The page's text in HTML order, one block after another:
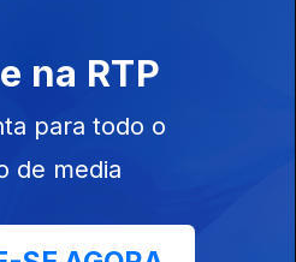
com Isabela
Gorda", um dos mais
do ano.
na RTP
para todo o
de media